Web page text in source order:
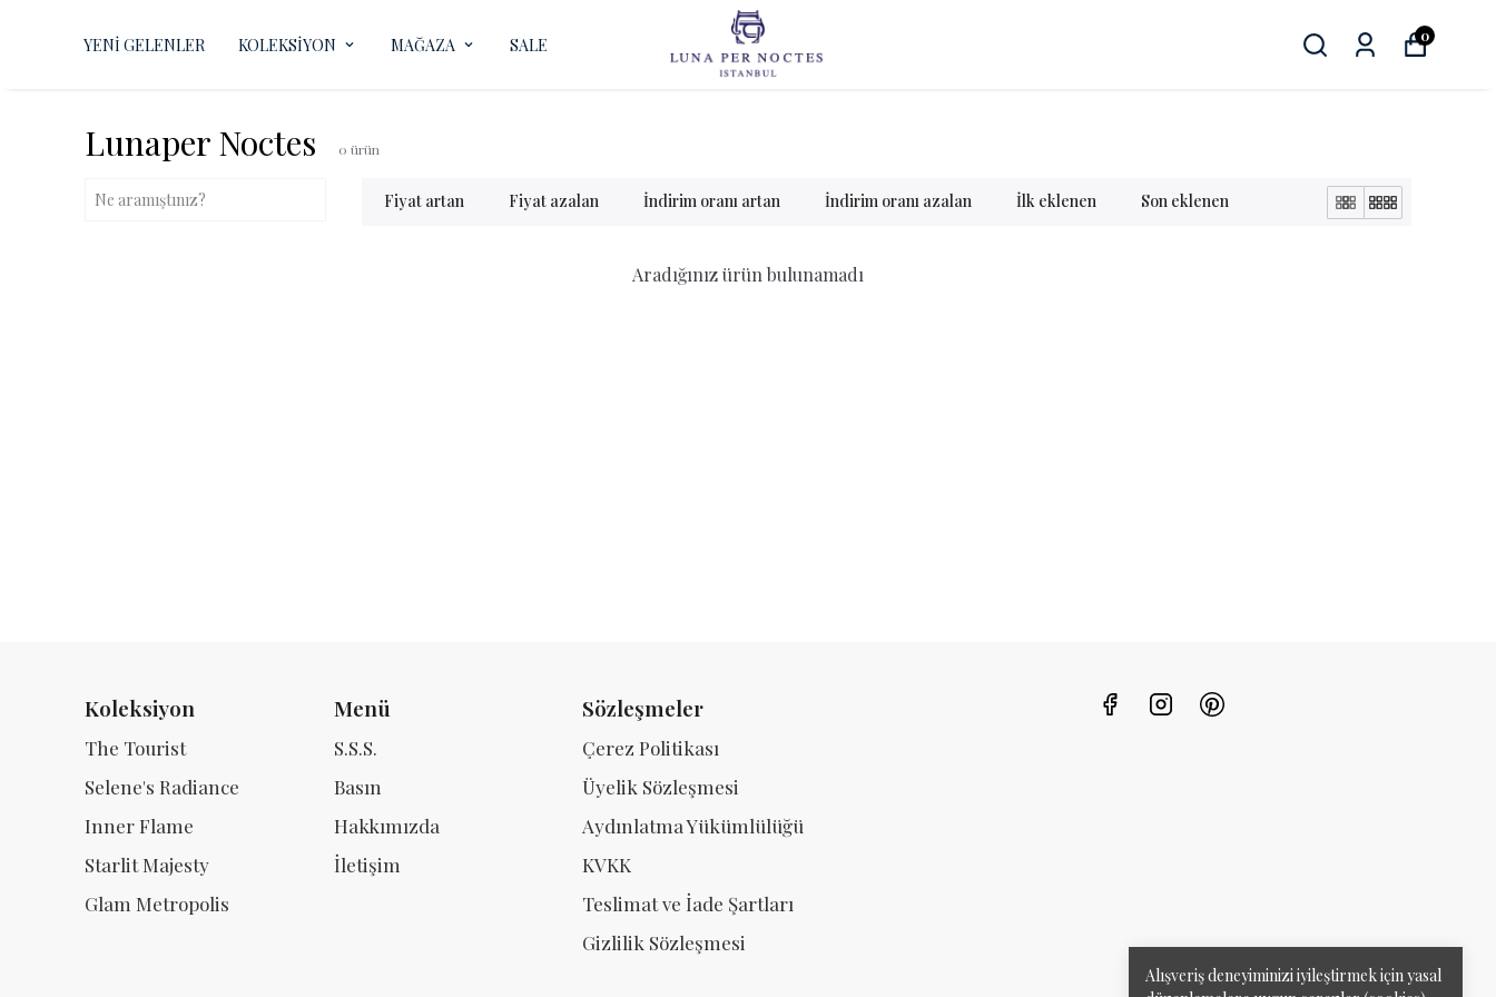
YENİ GELENLER KOLEKSİYON MAĞAZA SALE 0
Alışveriş deneyiminizi iyileştirmek için yasal
Lunaper Noctes 0 ürün
Fiyat artan Fiyat azalan İndirim oranı artan İndirim oranı azalan İlk eklenen Son eklenen
Aradığınız ürün bulunamadı
Koleksiyon
The Tourist
Selene's Radiance
Inner Flame
Starlit Majesty
Glam Metropolis
Menü
S.S.S.
Basın
Hakkımızda
İletişim
Sözleşmeler
Çerez Politikası
Üyelik Sözleşmesi
Aydınlatma Yükümlülüğü
KVKK
Teslimat ve İade Şartları
Gizlilik Sözleşmesi